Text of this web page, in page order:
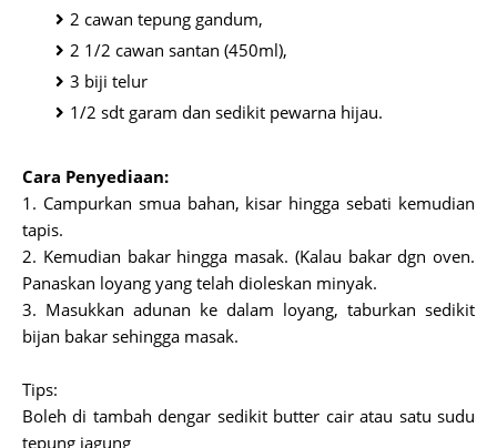
2 cawan tepung gandum,
2 1/2 cawan santan (450ml),
3 biji telur
1/2 sdt garam dan sedikit pewarna hijau.
Cara Penyediaan:
1. Campurkan smua bahan, kisar hingga sebati kemudian
tapis.
2. Kemudian bakar hingga masak. (Kalau bakar dgn oven.
Panaskan loyang yang telah dioleskan minyak.
3. Masukkan adunan ke dalam loyang, taburkan sedikit
bijan bakar sehingga masak.
Tips:
Boleh di tambah dengar sedikit butter cair atau satu sudu
tepung jagung